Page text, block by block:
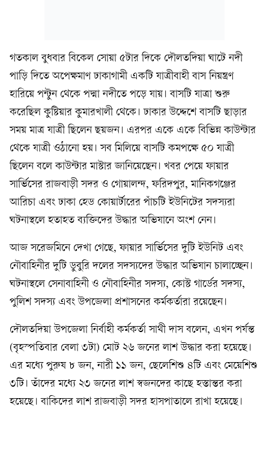
গতকাল বুধবার বিকেল সোয়া ৫টার দিকে দৌলতদিয়া ঘাটে নদী
পাড়ি দিতে অপেক্ষমাণ ঢাকাগামী একটি যাত্রীবাহী বাস নিয়ন্ত্রণ
হারিয়ে পন্টুন থেকে পদ্মা নদীতে পড়ে যায়। বাসটি যাত্রা শুরু
করেছিল কুষ্টিয়ার কুমারখালী থেকে। ঢাকার উদ্দেশে বাসটি ছাড়ার
সময় মাত্র যাত্রী ছিলেন ছয়জন। এরপর একে একে বিভিন্ন কাউন্টার
থেকে যাত্রী ওঠানো হয়। সব মিলিয়ে বাসটি কমপক্ষে ৫০ যাত্রী
ছিলেন বলে কাউন্টার মাস্টার জানিয়েছেন। খবর পেয়ে ফায়ার
সার্ভিসের রাজবাড়ী সদর ও গোয়ালন্দ, ফরিদপুর, মানিকগঞ্জের
আরিচা এবং ঢাকা হেড কোয়ার্টারের পাঁচটি ইউনিটের সদস্যরা
ঘটনাস্থলে হতাহত ব্যক্তিদের উদ্ধার অভিযানে অংশ নেন।
আজ সরেজমিনে দেখা গেছে, ফায়ার সার্ভিসের দুটি ইউনিট এবং
নৌবাহিনীর দুটি ডুবুরি দলের সদস্যদের উদ্ধার অভিযান চালাচ্ছেন।
ঘটনাস্থলে সেনাবাহিনী ও নৌবাহিনীর সদস্য, কোস্ট গার্ডের সদস্য,
পুলিশ সদস্য এবং উপজেলা প্রশাসনের কর্মকর্তারা রয়েছেন।
দৌলতদিয়া উপজেলা নির্বাহী কর্মকর্তা সাথী দাস বলেন, এখন পর্যন্ত
(বৃহস্পতিবার বেলা ৩টা) মোট ২৬ জনের লাশ উদ্ধার করা হয়েছে।
এর মধ্যে পুরুষ ৮ জন, নারী ১১ জন, ছেলেশিশু ৪টি এবং মেয়েশিশু
৩টি। তাঁদের মধ্যে ২৩ জনের লাশ স্বজনদের কাছে হস্তান্তর করা
হয়েছে। বাকিদের লাশ রাজবাড়ী সদর হাসপাতালে রাখা হয়েছে।